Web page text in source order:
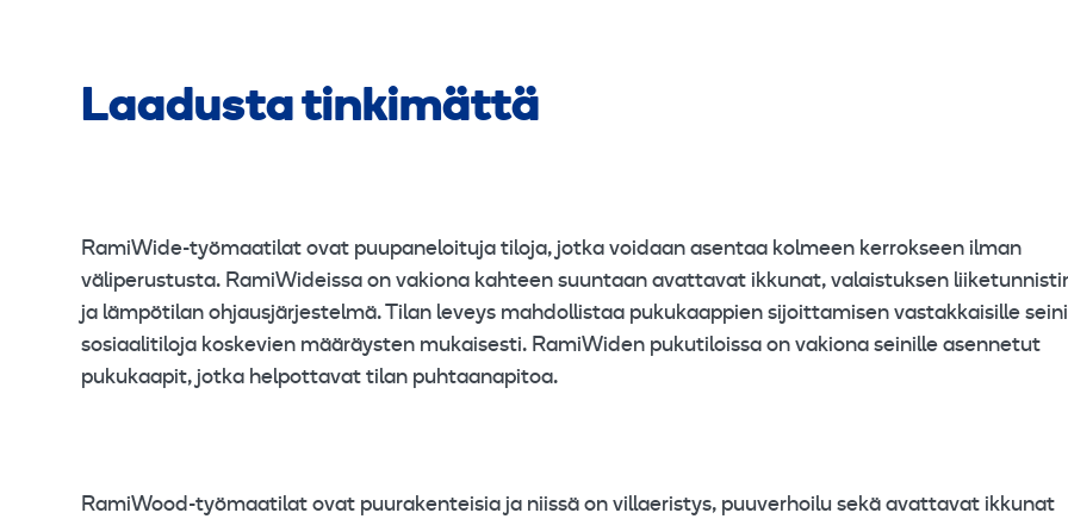
Laadusta tinkimättä
RamiWide-työmaatilat ovat puupaneloituja tiloja, jotka voidaan asentaa kolmeen kerrokseen ilman
väliperustusta. RamiWideissa on vakiona kahteen suuntaan avattavat ikkunat, valaistuksen
ja lämpötilan ohjausjärjestelmä. Tilan leveys mahdollistaa pukukaappien sijoittamisen vastakkaisille
sosiaalitiloja koskevien määräysten mukaisesti. RamiWiden pukutiloissa on vakiona seinille asennetut
pukukaapit, jotka helpottavat tilan puhtaanapitoa.
RamiWood-työmaatilat ovat puurakenteisia ja niissä on villaeristys, puuverhoilu sekä avattavat ikkunat